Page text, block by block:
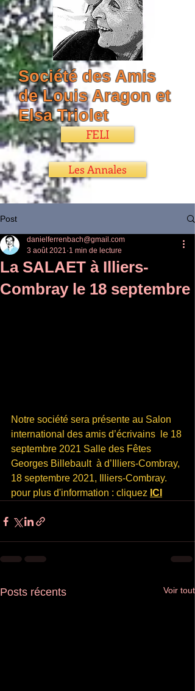
Société des Amis
de Louis Aragon et
Elsa Triolet
FELI
Les Annales
Post
La SALAET à Illiers-
Combray le 18 septembre
danielferrenbach@gmail.com
3 août 2021 1 min de lecture
Notre société sera présente au Salon
international des amis d’écrivains  le 18
septembre 2021 Salle des Fêtes
Georges Billebault  à d’Illiers-Combray,
18 septembre 2021, Illiers-Combray.
pour plus d'information : cliquez ICI
Posts récents Voir tout